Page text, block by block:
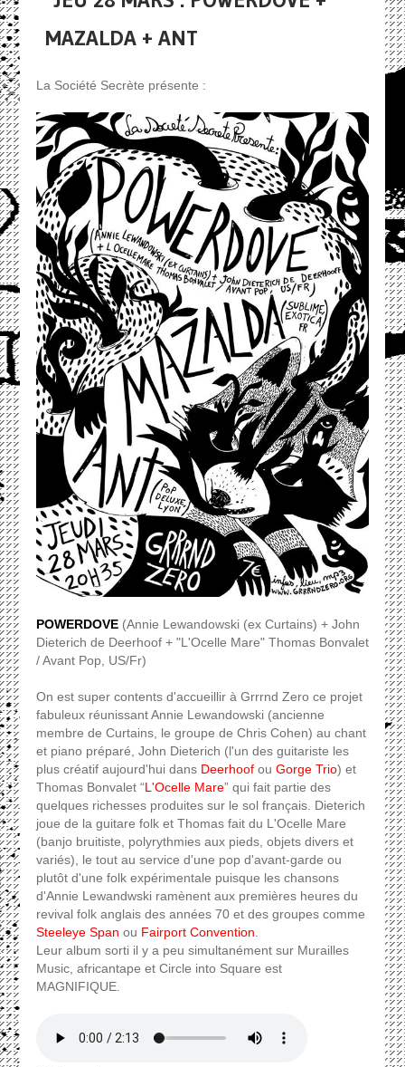
MAZALDA + ANT
La Société Secrète présente :
POWERDOVE(Annie Lewandowski (ex Curtains) + John
Dieterich de Deerhoof + "L'Ocelle Mare" Thomas Bonvalet
/ Avant Pop, US/Fr)
On est super contents d'accueillir à Grrrnd Zero ce projet
fabuleux réunissant Annie Lewandowski (ancienne
membre de Curtains, le groupe de Chris Cohen) au chant
et piano préparé, John Dieterich (l'un des guitariste les
plus créatif aujourd'hui dans Deerhoofou Gorge Trio) et
Thomas Bonvalet “L'Ocelle Mare” qui fait partie des
quelques richesses produites sur le sol français. Dieterich
joue de la guitare folk et Thomas fait du L'Ocelle Mare
(banjo bruitiste, polyrythmies aux pieds, objets divers et
variés), le tout au service d'une pop d'avant-garde ou
plutôt d'une folk expérimentale puisque les chansons
d'Annie Lewandwski ramènent aux premières heures du
revival folk anglais des années 70 et des groupes comme
Steeleye Span ou Fairport Convention
Leur album sorti il y a peu simultanément sur Murailles
Music, africantape et Circle into Square est
MAGNIFIQUE.